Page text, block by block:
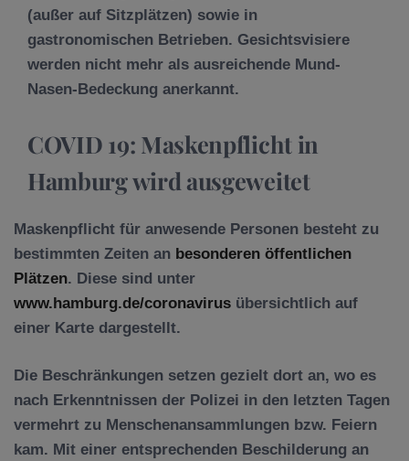
(außer auf Sitzplätzen) sowie in
gastronomischen Betrieben. Gesichtsvisiere
werden nicht mehr als ausreichende Mund-
Nasen-Bedeckung anerkannt.
COVID 19: Maskenpflicht in
Hamburg wird ausgeweitet
Maskenpflicht für anwesende Personen besteht zu
bestimmten Zeiten an besonderen öffentlichen
Plätzen. Diese sind unter
www.hamburg.de/coronavirus übersichtlich auf
einer Karte dargestellt.
Die Beschränkungen setzen gezielt dort an, wo es
nach Erkenntnissen der Polizei in den letzten Tagen
vermehrt zu Menschenansammlungen bzw. Feiern
kam. Mit einer entsprechenden Beschilderung an